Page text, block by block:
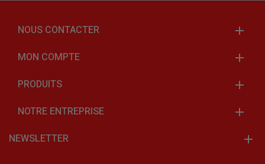
NOUS CONTACTER
MON COMPTE
PRODUITS
NOTRE ENTREPRISE
NEWSLETTER